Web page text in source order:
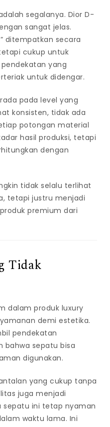
segalanya. Dior D-
sangat jelas.
ditempatkan secara
cukup untuk
yang
untuk didengar.
pada level yang
konsisten, tidak ada
potongan material
hasil produksi, tetapi
dengan
tidak selalu terlihat
tetapi justru menjadi
premium dari
Tidak
dalam produk luxury
demi estetika.
pendekatan
bahwa sepatu bisa
digunakan.
yang cukup tanpa
juga menjadi
sepatu ini tetap nyaman
waktu lama. Ini